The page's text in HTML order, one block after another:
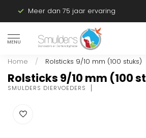
Meer dan 75 jaar ervaring
MENU
Home / Rolsticks 9/10 mm (100 stuks)
Rolsticks 9/10 mm (100
SMULDERS DIERVOEDERS